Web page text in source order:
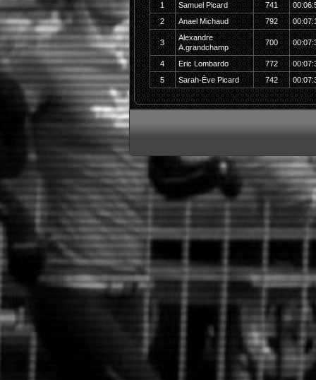
1
Samuel Picard 741
2
Anael Michaud 792
3
Alexandre
A.grandchamp
700
4 Eric Lombardo 772
5
Sarah-Ève Picard 742